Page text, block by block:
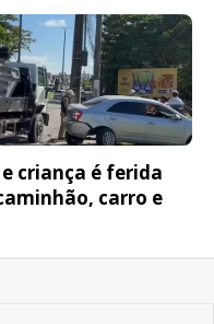
criança é ferida
carro e